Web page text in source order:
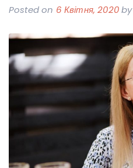
Posted on 6 Квітня, 2020by